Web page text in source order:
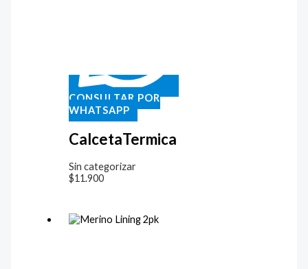
CONSULTAR POR
WHATSAPP
CalcetaTermica
Sin categorizar
$11.900